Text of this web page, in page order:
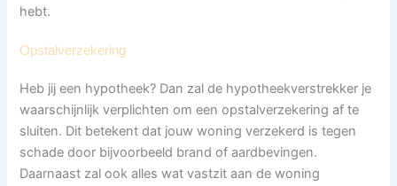
hebt.
Opstalverzekering
Heb jij een hypotheek? Dan zal de hypotheekverstrekker je
waarschijnlijk verplichten om een opstalverzekering af te
sluiten. Dit betekent dat jouw woning verzekerd is tegen
schade door bijvoorbeeld brand of aardbevingen.
Daarnaast zal ook alles wat vastzit aan de woning